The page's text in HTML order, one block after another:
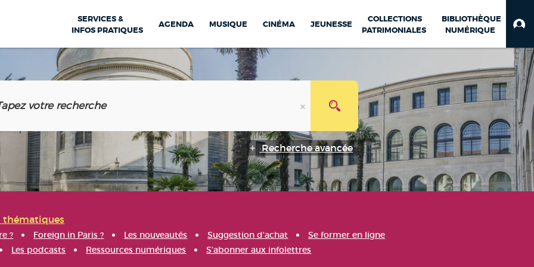
SERVICES &
INFOS PRATIQUES
AGENDA MUSIQUE CINÉMA JEUNESSE
COLLECTIONS
PATRIMONIALES
BIBLIOTHÈQUE
NUMÉRIQUE
Recherche avancée
thématiques
? Foreign in Paris ? Les nouveautés Suggestion d'achat
Se former en ligne
Les podcasts Ressources numériques S'abonner aux infolettres